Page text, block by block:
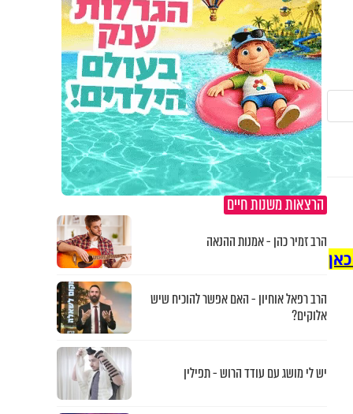
הרצאות משנות חיים
הרב זמיר כהן - אמנות ההנאה
הרב רפאל אוחיון - האם אפשר להוכיח שיש
אלוקים?
יש לי מושג עם עודד הרוש - תפילין